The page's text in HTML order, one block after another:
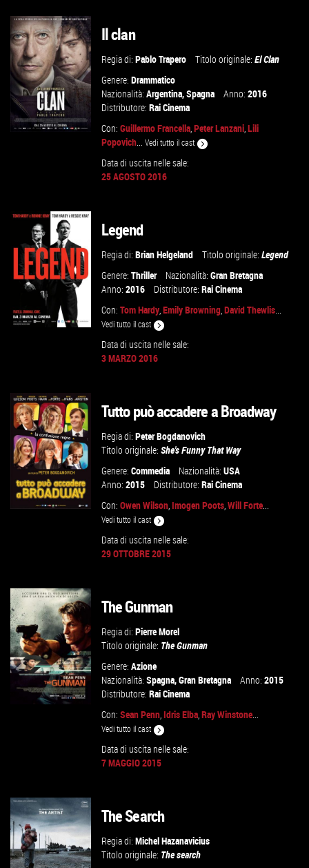
VAI ALLA SCHEDA
VAI ALLA SCHEDA
Il clan
Regia di:Pablo Trapero Titolo originale:El Clan
Genere:Drammatico
Nazionalità:Argentina,Spagna Anno:2016
Distributore:Rai Cinema
Con:Guillermo Francella,Peter Lanzani,Lili
Popovich...Vedi tutto il cast
Data di uscita nelle sale:
25 AGOSTO 2016
VAI ALLA SCHEDA
Legend
Regia di:Brian Helgeland Titolo originale:Legend
Genere:Thriller Nazionalità:Gran Bretagna
Anno:2016 Distributore:Rai Cinema
Con:Tom Hardy,Emily Browning,David Thewlis...
Vedi tutto il cast
Data di uscita nelle sale:
3 MARZO 2016
VAI ALLA SCHEDA
Tutto può accadere a Broadway
Regia di:Peter Bogdanovich
Titolo originale:She's Funny That Way
Genere:Commedia Nazionalità:USA
Anno:2015 Distributore:Rai Cinema
Con:Owen Wilson,Imogen Poots,Will Forte...
Vedi tutto il cast
Data di uscita nelle sale:
29 OTTOBRE 2015
The Gunman
Regia di:Pierre Morel
Titolo originale: The Gunman
Genere:Azione
Nazionalità:Spagna,Gran Bretagna Anno:2015
Distributore:Rai Cinema
Con:Sean Penn,Idris Elba,Ray Winstone...
Vedi tutto il cast
Data di uscita nelle sale:
7 MAGGIO 2015
The Search
Regia di:Michel Hazanavicius
Titolo originale: The search